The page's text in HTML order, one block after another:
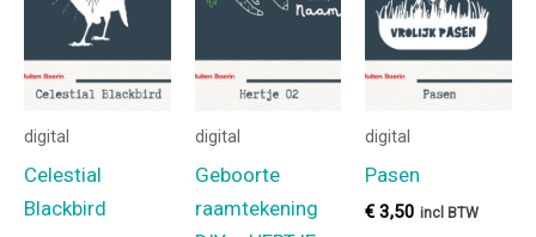
digital
Celestial
Blackbird
digital
Geboorte
raamtekening
digital
Pasen
€ 3,50 incl BTW